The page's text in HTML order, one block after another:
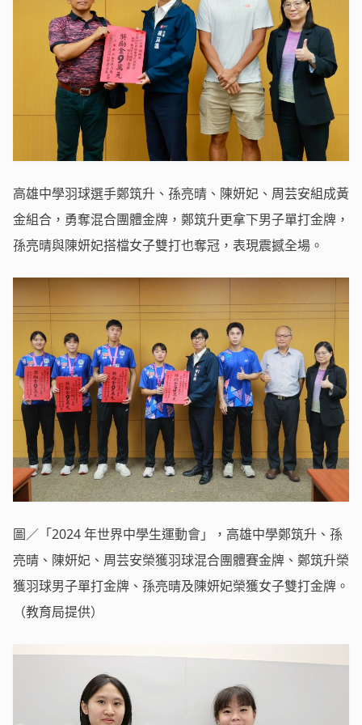
高雄中學羽球選手鄭筑升、孫亮晴、陳妍妃、周芸安組成黃
金組合，勇奪混合團體金牌，鄭筑升更拿下男子單打金牌，
孫亮晴與陳妍妃搭檔女子雙打也奪冠，表現震撼全場。
圖／「2024 年世界中學生運動會」，高雄中學鄭筑升、孫
亮晴、陳妍妃、周芸安榮獲羽球混合團體賽金牌、鄭筑升榮
獲羽球男子單打金牌、孫亮晴及陳妍妃榮獲女子雙打金牌。
（教育局提供）